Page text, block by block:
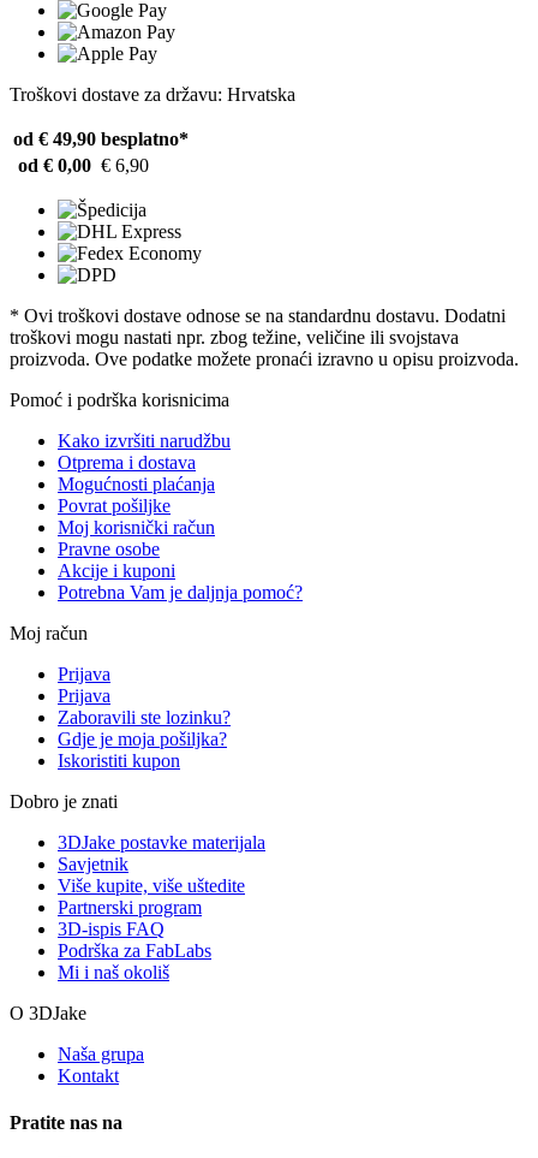
Troškovi dostave za državu: Hrvatska
od € 49,90 besplatno*
od € 0,00 € 6,90
* Ovi troškovi dostave odnose se na standardnu ​​dostavu. Dodatni
troškovi mogu nastati npr. zbog težine, veličine ili svojstava
proizvoda. Ove podatke možete pronaći izravno u opisu proizvoda.
Pomoć i podrška korisnicima
Kako izvršiti narudžbu
Otprema i dostava
Mogućnosti plaćanja
Povrat pošiljke
Moj korisnički račun
Pravne osobe
Akcije i kuponi
Potrebna Vam je daljnja pomoć?
Moj račun
Prijava
Prijava
Zaboravili ste lozinku?
Gdje je moja pošiljka?
Iskoristiti kupon
Dobro je znati
3DJake postavke materijala
Savjetnik
Više kupite, više uštedite
Partnerski program
3D-ispis FAQ
Podrška za FabLabs
Mi i naš okoliš
O 3DJake
Naša grupa
Kontakt
Pratite nas na